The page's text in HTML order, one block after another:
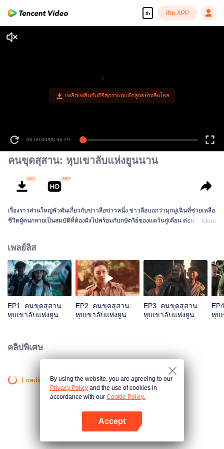
th เปิด APP
เพลิดเพลินกับซีรีส์ความคมชัดสูงอย่างลื่นไหล
00:00:00/00:36:29
คนขุดสุสาน: หุบเขาลับแห่งยูนนาน
เรื่องราวส่วนใหญ่พัวพันเกี่ยวกับข่าวลือข่าวหนึ่ง ข่าวลือบอกว่ามุกมู่เฉินที่ช่วยเหลือ
ชีวิตผู้คนกลายเป็นสมบัติที่ต้องฝังไปพร้อมกับกษัตริย์ของแคว้นกู่เตียน ต่อมาโมจิน
More
เพลย์ลิส
EP1: คนขุดสุสาน:
หุบเขาลับแห่งยูน
EP2: คนขุดสุสาน:
หุบเขาลับแห่งยูน
EP3: คนขุดสุสาน:
หุบเขาลับแห่งยูน
หุบ
คลิปพิเศษ
Loading…By using the website, you are agreeing to our
Privacy Policy and the use of cookies in
accordance with our Cookie Policy.
Accept